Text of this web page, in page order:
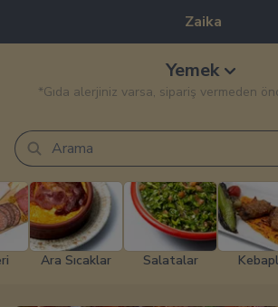
Zaika
Yemek
*Gıda alerjiniz varsa, sipariş vermeden
Ara Sıcaklar Salatalar